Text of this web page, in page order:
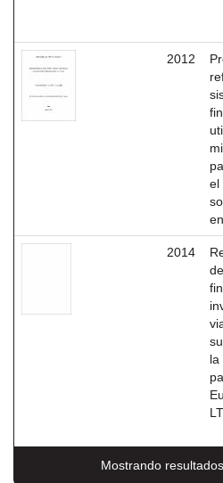
2012
el
2014
la
Mostrando